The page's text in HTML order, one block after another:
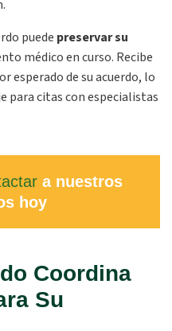
puede preservar su
médico en curso. Recibe
esperado de su acuerdo, lo
para citas con especialistas
a nuestros
hoy
Coordina
Su